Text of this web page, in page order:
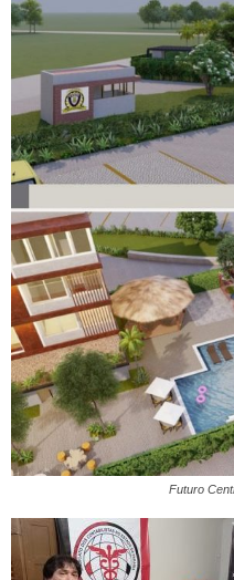
Futuro